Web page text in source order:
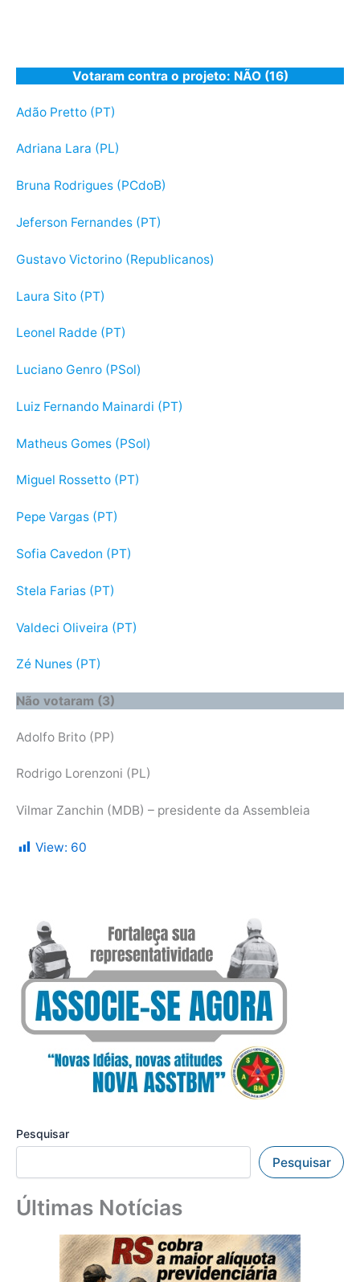
Votaram contra o projeto: NÃO (16)
Adão Pretto (PT)
Adriana Lara (PL)
Bruna Rodrigues (PCdoB)
Jeferson Fernandes (PT)
Gustavo Victorino (Republicanos)
Laura Sito (PT)
Leonel Radde (PT)
Luciano Genro (PSol)
Luiz Fernando Mainardi (PT)
Matheus Gomes (PSol)
Miguel Rossetto (PT)
Pepe Vargas (PT)
Sofia Cavedon (PT)
Stela Farias (PT)
Valdeci Oliveira (PT)
Zé Nunes (PT)
Não votaram (3)
Adolfo Brito (PP)
Rodrigo Lorenzoni (PL)
Vilmar Zanchin (MDB) – presidente da Assembleia
View: 60
Pesquisar
Pesquisar
Últimas Notícias